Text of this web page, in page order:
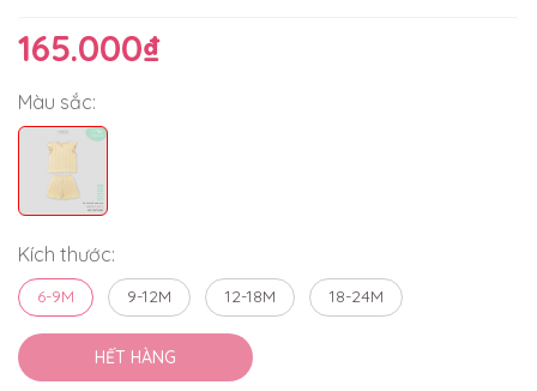
165.000₫
Màu sắc:
Kích thước:
6-9M 9-12M 12-18M 18-24M
HẾT HÀNG